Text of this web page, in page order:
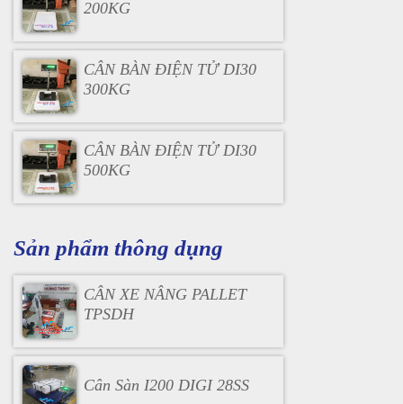
200KG
CÂN BÀN ĐIỆN TỬ DI30
300KG
CÂN BÀN ĐIỆN TỬ DI30
500KG
Sản phẩm thông dụng
CÂN XE NÂNG PALLET
TPSDH
Cân Sàn I200 DIGI 28SS